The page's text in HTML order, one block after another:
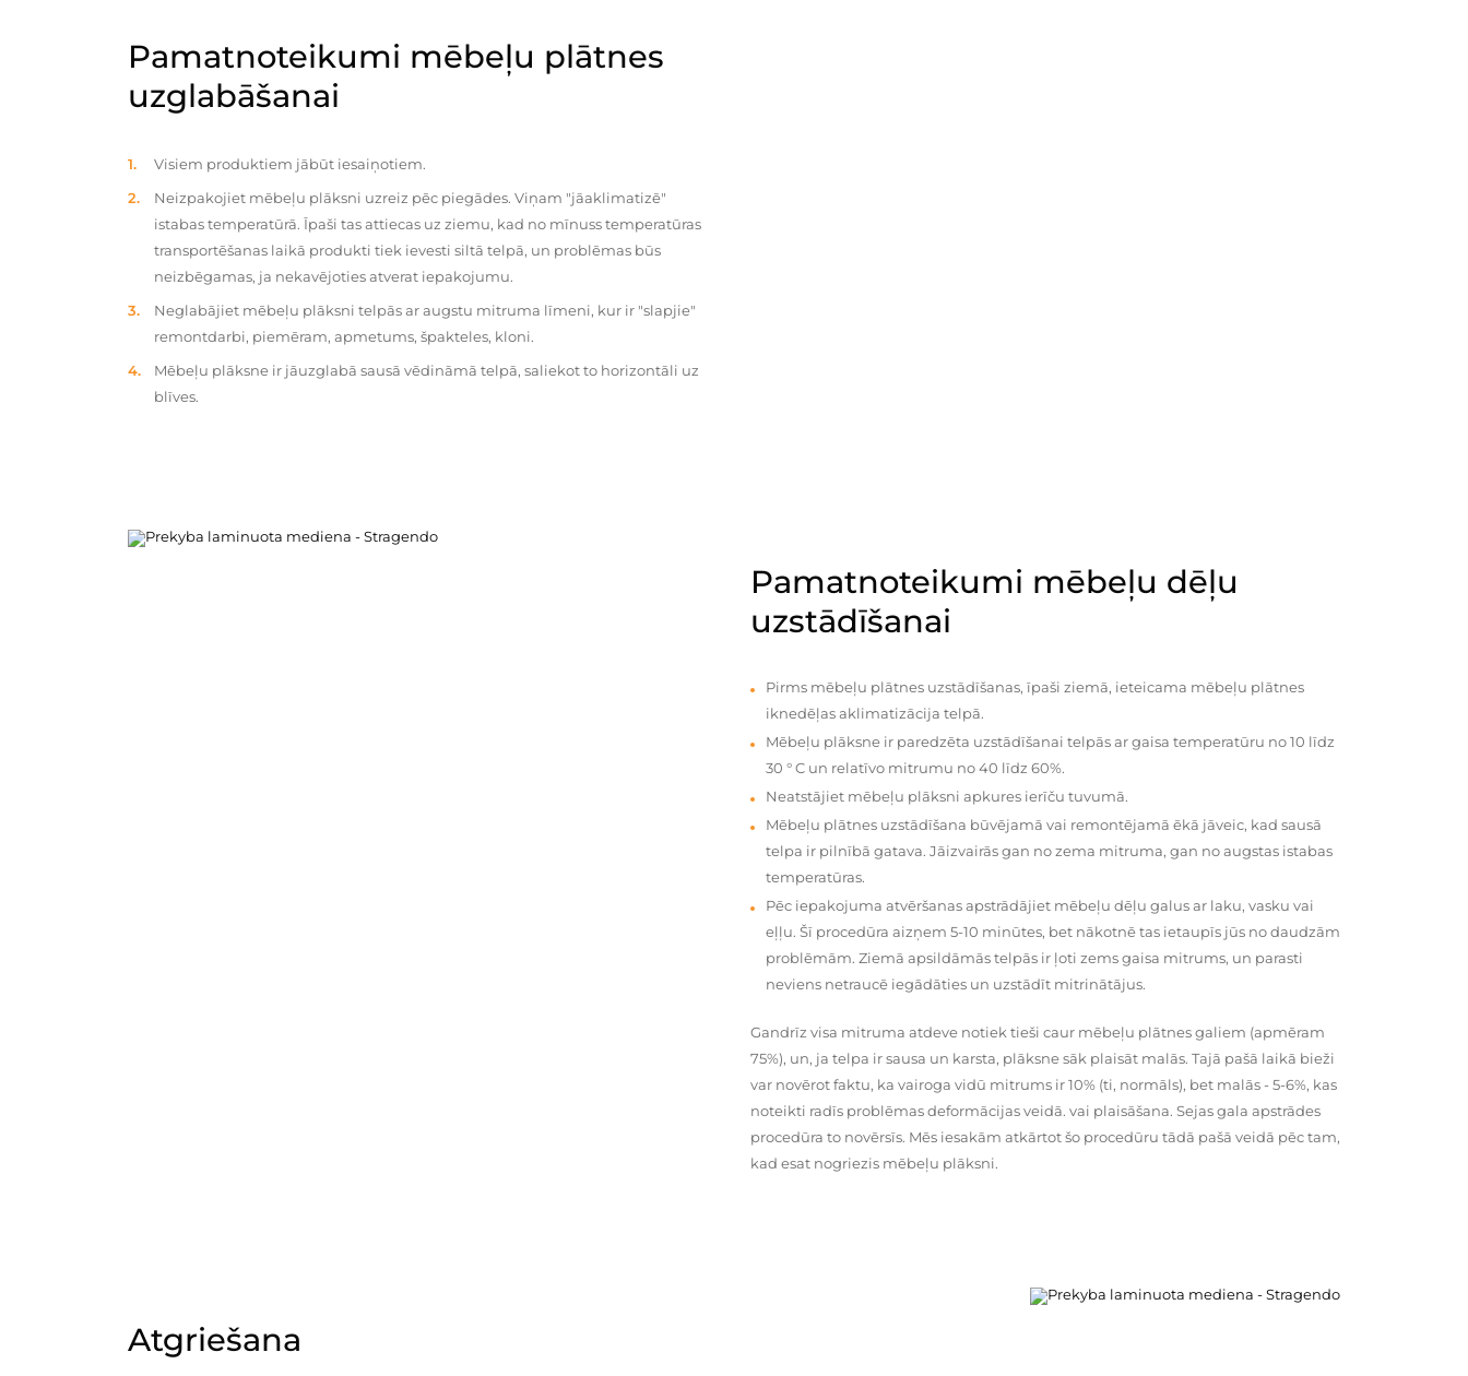
Pamatnoteikumi mēbeļu plātnes
uzglabāšanai
Visiem produktiem jābūt iesaiņotiem.
Neizpakojiet mēbeļu plāksni uzreiz pēc piegādes. Viņam "jāaklimatizē"
istabas temperatūrā. Īpaši tas attiecas uz ziemu, kad no mīnuss temperatūras
transportēšanas laikā produkti tiek ievesti siltā telpā, un problēmas būs
neizbēgamas, ja nekavējoties atverat iepakojumu.
Neglabājiet mēbeļu plāksni telpās ar augstu mitruma līmeni, kur ir "slapjie"
remontdarbi, piemēram, apmetums, špakteles, kloni.
Mēbeļu plāksne ir jāuzglabā sausā vēdināmā telpā, saliekot to horizontāli uz
blīves.
Pamatnoteikumi mēbeļu dēļu
uzstādīšanai
Pirms mēbeļu plātnes uzstādīšanas, īpaši ziemā, ieteicama mēbeļu plātnes
iknedēļas aklimatizācija telpā.
Mēbeļu plāksne ir paredzēta uzstādīšanai telpās ar gaisa temperatūru no 10 līdz
30 ° C un relatīvo mitrumu no 40 līdz 60%.
Neatstājiet mēbeļu plāksni apkures ierīču tuvumā.
Mēbeļu plātnes uzstādīšana būvējamā vai remontējamā ēkā jāveic, kad sausā
telpa ir pilnībā gatava. Jāizvairās gan no zema mitruma, gan no augstas istabas
temperatūras.
Pēc iepakojuma atvēršanas apstrādājiet mēbeļu dēļu galus ar laku, vasku vai
eļļu. Šī procedūra aizņem 5-10 minūtes, bet nākotnē tas ietaupīs jūs no daudzām
problēmām. Ziemā apsildāmās telpās ir ļoti zems gaisa mitrums, un parasti
neviens netraucē iegādāties un uzstādīt mitrinātājus.
Gandrīz visa mitruma atdeve notiek tieši caur mēbeļu plātnes galiem (apmēram
75%), un, ja telpa ir sausa un karsta, plāksne sāk plaisāt malās. Tajā pašā laikā bieži
var novērot faktu, ka vairoga vidū mitrums ir 10% (ti, normāls), bet malās - 5-6%, kas
noteikti radīs problēmas deformācijas veidā. vai plaisāšana. Sejas gala apstrādes
procedūra to novērsīs. Mēs iesakām atkārtot šo procedūru tādā pašā veidā pēc tam,
kad esat nogriezis mēbeļu plāksni.
Atgriešana